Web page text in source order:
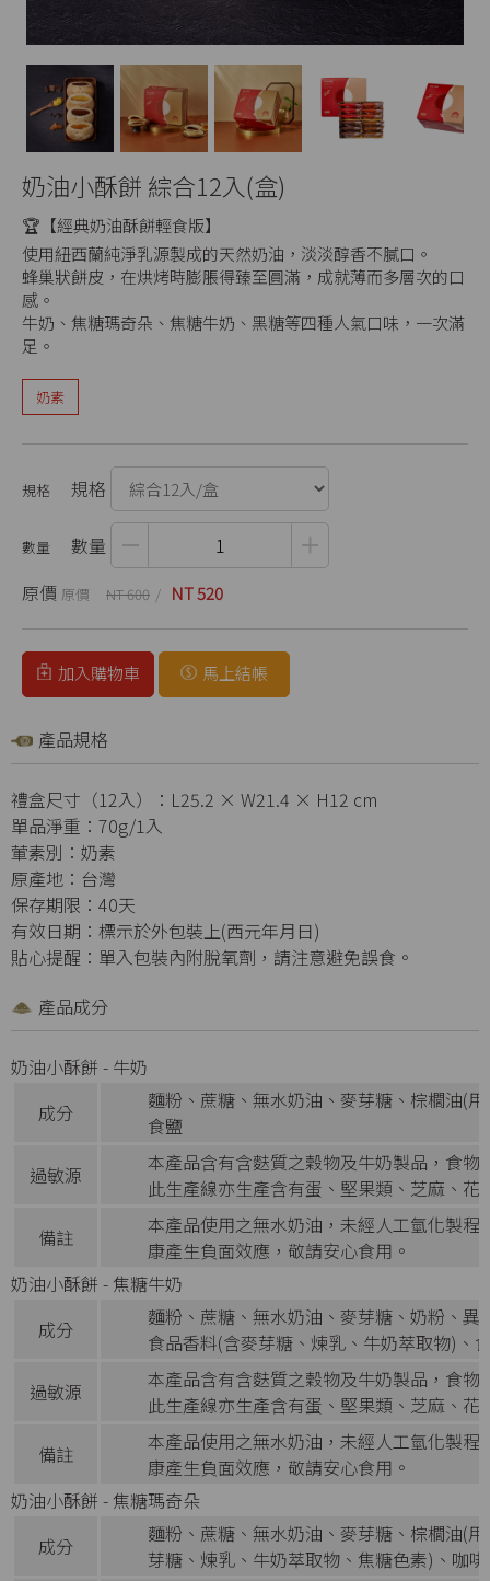
奶油小酥餅 綜合12入(盒)
🏆【經典奶油酥餅輕食版】
使用紐西蘭純淨乳源製成的天然奶油，淡淡醇香不膩口。
蜂巢狀餅皮，在烘烤時膨脹得臻至圓滿，成就薄而多層次的口
感。
牛奶、焦糖瑪奇朵、焦糖牛奶、黑糖等四種人氣口味，一次滿
足。
奶素
規格
數量
原價
NT 600 NT 520
加入購物車 馬上結帳
產品規格
禮盒尺寸（12入）：L25.2 × W21.4 × H12 cm
單品淨重：70g/1入
葷素別：奶素
原產地：台灣
保存期限：40天
有效日期：標示於外包裝上(西元年月日)
貼心提醒：單入包裝內附脫氧劑，請注意避免誤食。
產品成分
奶油小酥餅 - 牛奶
成分
麵粉、蔗糖、無水奶油、麥芽糖、棕櫚油(
食鹽
過敏源
本產品含有含麩質之穀物及牛奶製品，食物
此生產線亦生產含有蛋、堅果類、芝麻、花
備註
本產品使用之無水奶油，未經人工氫化製
康產生負面效應，敬請安心食用。
奶油小酥餅 - 焦糖牛奶
成分
麵粉、蔗糖、無水奶油、麥芽糖、奶粉、
食品香料(含麥芽糖、煉乳、牛奶萃取物)、
過敏源
本產品含有含麩質之穀物及牛奶製品，食物
此生產線亦生產含有蛋、堅果類、芝麻、花
備註
本產品使用之無水奶油，未經人工氫化製
康產生負面效應，敬請安心食用。
奶油小酥餅 - 焦糖瑪奇朵
成分
麵粉、蔗糖、無水奶油、麥芽糖、棕櫚油(
芽糖、煉乳、牛奶萃取物、焦糖色素)、咖